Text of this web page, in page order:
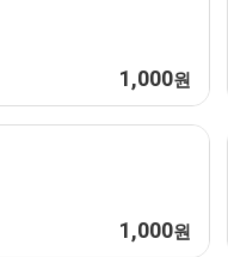
1,000원
1,000원